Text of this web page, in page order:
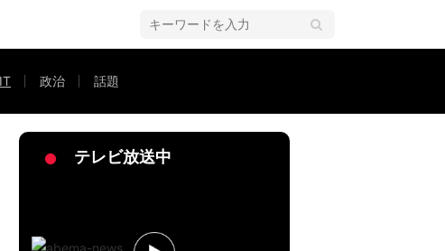
政治 話題
ング竹山「何が楽しいの？」、ひろゆき「それを続けられるのも1つの才能」
テレビ放送中